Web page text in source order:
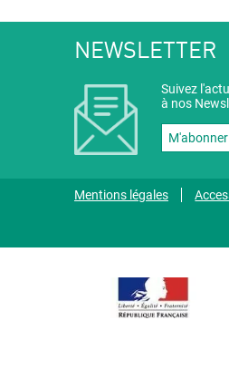
NEWSLETTER
Suivez
à nos
M'abonner
Mentions légales